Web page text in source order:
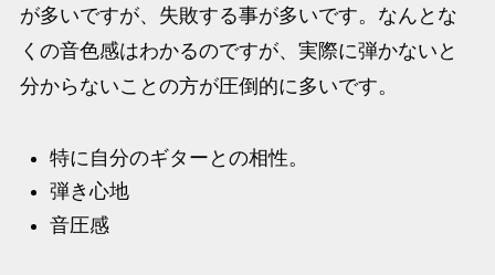
が多いですが、失敗する事が多いです。なんとな
くの音色感はわかるのですが、実際に弾かないと
分からないことの方が圧倒的に多いです。
特に自分のギターとの相性。
弾き心地
音圧感